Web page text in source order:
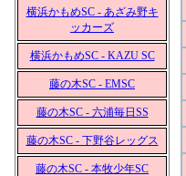
横浜かもめSC - あざみ野キ
ッカーズ
横浜かもめSC - KAZU SC
藤の木SC - EMSC
藤の木SC - 六浦毎日SS
藤の木SC - 下野谷レッグス
藤の木SC - 本牧少年SC